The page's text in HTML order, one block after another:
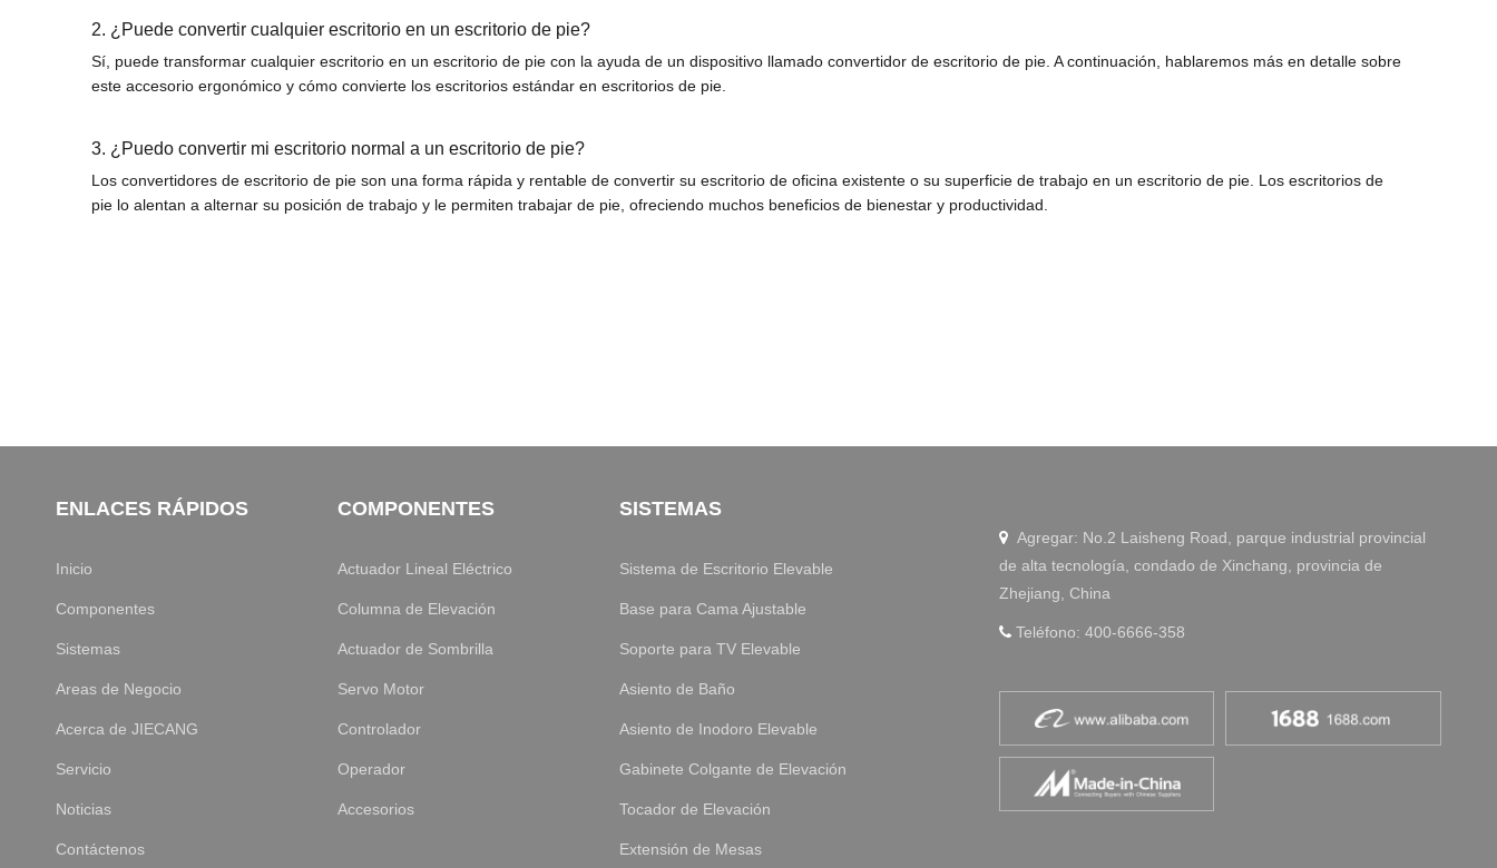
2. ¿Puede convertir cualquier escritorio en un escritorio de pie?
Sí, puede transformar cualquier escritorio en un escritorio de pie con la ayuda de un dispositivo llamado convertidor de escritorio de pie. A continuación, hablaremos más en detalle sobre
este accesorio ergonómico y cómo convierte los escritorios estándar en escritorios de pie.
3. ¿Puedo convertir mi escritorio normal a un escritorio de pie?
Los convertidores de escritorio de pie son una forma rápida y rentable de convertir su escritorio de oficina existente o su superficie de trabajo en un escritorio de pie. Los escritorios de
pie lo alentan a alternar su posición de trabajo y le permiten trabajar de pie, ofreciendo muchos beneficios de bienestar y productividad.
ENLACES RÁPIDOS
Inicio
Componentes
Sistemas
Areas de Negocio
Acerca de JIECANG
Servicio
Noticias
Contáctenos
COMPONENTES
Actuador Lineal Eléctrico
Columna de Elevación
Actuador de Sombrilla
Servo Motor
Controlador
Operador
Accesorios
SISTEMAS
Sistema de Escritorio Elevable
Base para Cama Ajustable
Soporte para TV Elevable
Asiento de Baño
Asiento de Inodoro Elevable
Gabinete Colgante de Elevación
Tocador de Elevación
Extensión de Mesas
Agregar: No.2 Laisheng Road, parque industrial provincial
de alta tecnología, condado de Xinchang, provincia de
Zhejiang, China
 Teléfono: 400-6666-358